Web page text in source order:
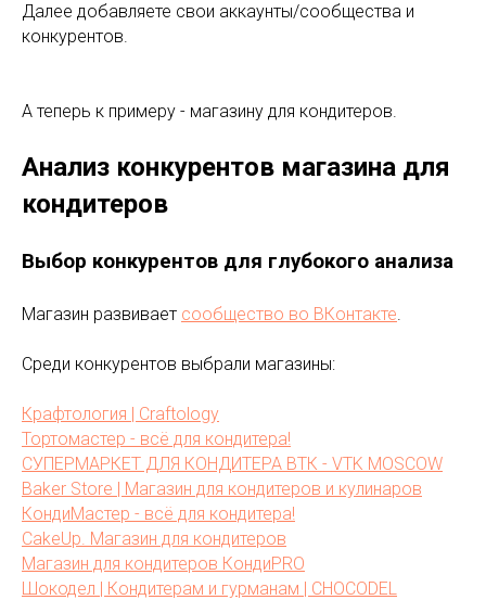
Далее добавляете свои аккаунты/сообщества и
конкурентов.
А теперь к примеру - магазину для кондитеров.
Анализ конкурентов магазина для
кондитеров
Выбор конкурентов для глубокого анализа
Магазин развивает сообщество во ВКонтакте.
Среди конкурентов выбрали магазины:
Крафтология | Craftology
Тортомастер - всё для кондитера!
СУПЕРМАРКЕТ ДЛЯ КОНДИТЕРА ВТК - VTK MOSCOW
Baker Store | Магазин для кондитеров и кулинаров
КондиМастер - всё для кондитера!
CakeUp. Магазин для кондитеров
Магазин для кондитеров КондиPRO
Шокодел | Кондитерам и гурманам | CHOCODEL